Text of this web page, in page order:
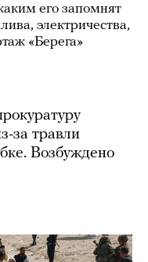
его запомнят
электричества,
«Берега»
за травли
Возбуждено